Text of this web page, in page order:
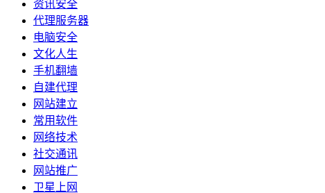
资讯安全
代理服务器
电脑安全
文化人生
手机翻墙
自建代理
网站建立
常用软件
网络技术
社交通讯
网站推广
卫星上网